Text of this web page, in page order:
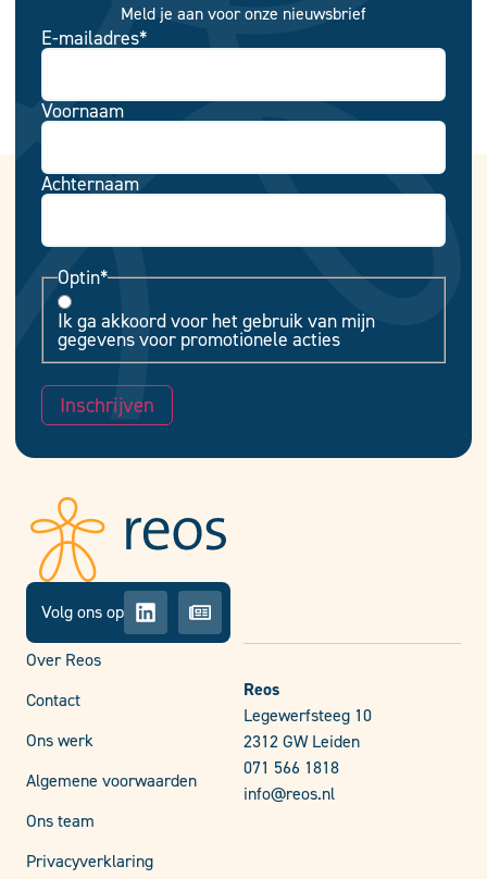
Meld je aan voor onze nieuwsbrief
E-mailadres*
Voornaam
Achternaam
Optin*
Ik ga akkoord voor het gebruik van mijn
gegevens voor promotionele acties
Inschrijven
Volg ons op
Over Reos
Contact
Ons werk
Algemene voorwaarden
Ons team
Privacyverklaring
Reos
Legewerfsteeg 10
2312 GW Leiden
071 566 1818
info@reos.nl